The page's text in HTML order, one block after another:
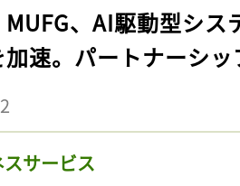
MUFG、AI駆動型シ
加速。パートナーシ
サービス